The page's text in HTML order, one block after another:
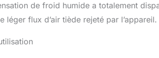
de froid humide a totalement
léger flux d’air tiède rejeté par l’appareil.